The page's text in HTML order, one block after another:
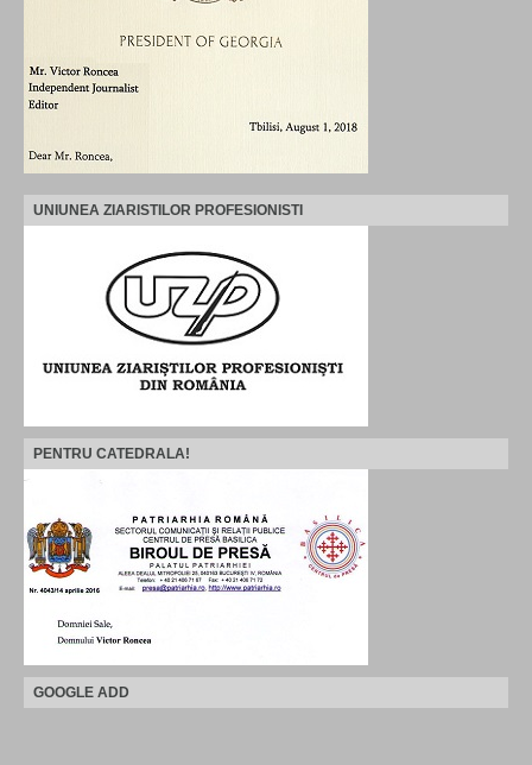
UNIUNEA ZIARISTILOR PROFESIONISTI
PENTRU CATEDRALA!
GOOGLE ADD